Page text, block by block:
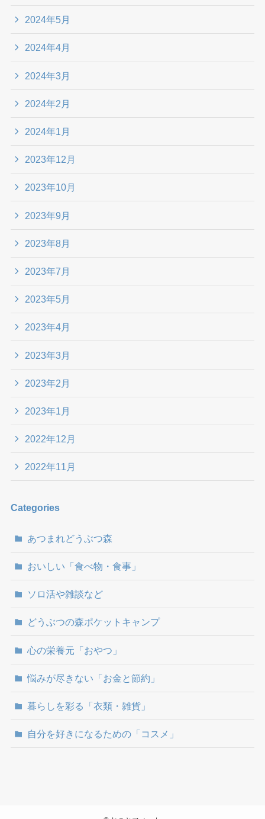
2024年5月
2024年4月
2024年3月
2024年2月
2024年1月
2023年12月
2023年10月
2023年9月
2023年8月
2023年7月
2023年5月
2023年4月
2023年3月
2023年2月
2023年1月
2022年12月
2022年11月
Categories
あつまれどうぶつ森
おいしい「食べ物・食事」
ソロ活や雑談など
どうぶつの森ポケットキャンプ
心の栄養元「おやつ」
悩みが尽きない「お金と節約」
暮らしを彩る「衣類・雑貨」
自分を好きになるための「コスメ」